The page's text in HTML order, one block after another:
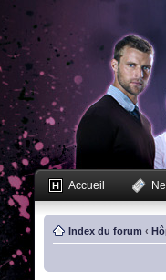
Accueil
Index du forum ‹